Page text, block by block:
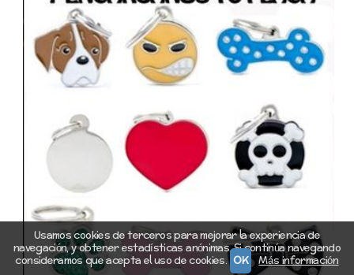
Usamos cookies de terceros para mejorar la experiencia de
navegación, y obtener estadísticas anónimas. Si continúa navegando
consideramos que acepta el uso de cookies. OK Más información